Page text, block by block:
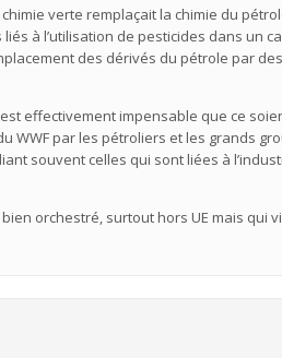
verte remplaçait la chimie du
à l’utilisation de pesticides dans un
des dérivés du pétrole par
effectivement impensable que ce
WWF par les pétroliers et les grands
souvent celles qui sont liées à
orchestré, surtout hors UE mais qui